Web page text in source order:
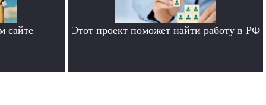
сайте Этот проект поможет найти работу в РФ